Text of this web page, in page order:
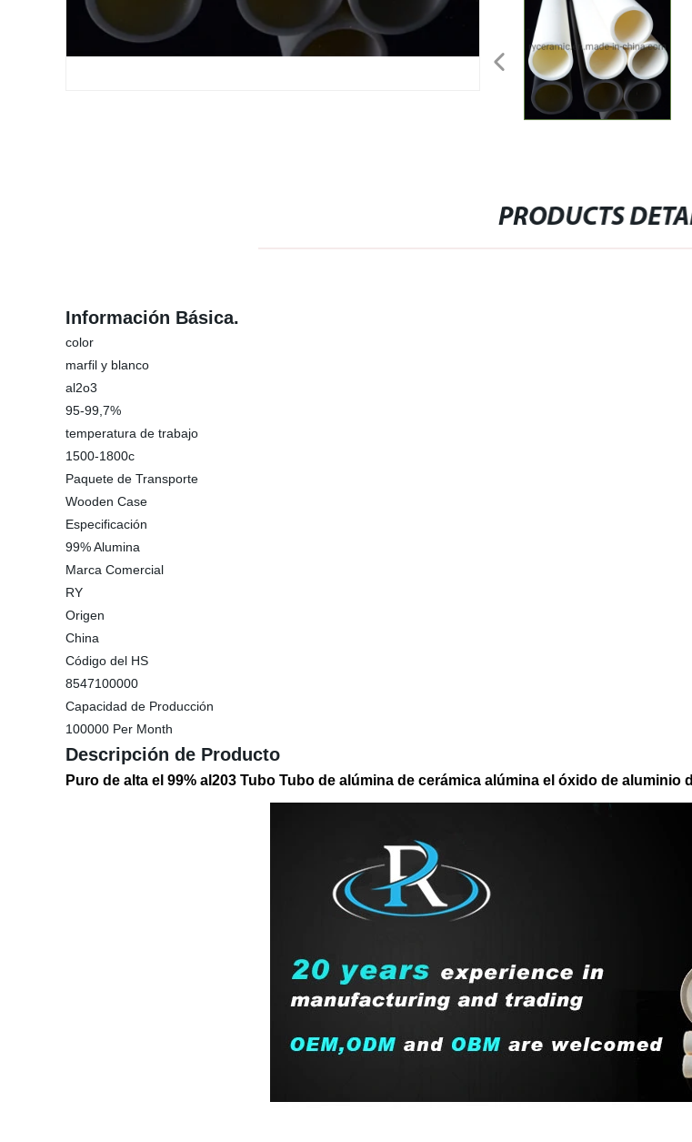
PRODUCTS
Información Básica.
color
marfil y blanco
al2o3
95-99,7%
temperatura de trabajo
1500-1800c
Paquete de Transporte
Wooden Case
Especificación
99% Alumina
Marca Comercial
RY
Origen
China
Código del HS
8547100000
Capacidad de Producción
100000 Per Month
Descripción de Producto
Puro de alta el 99% al203 Tubo Tubo de alúmina de cerámica alúmina el óxido de aluminio